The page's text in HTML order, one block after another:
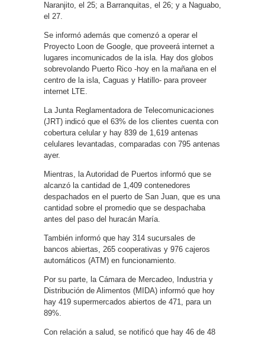
Naranjito, el 25; a Barranquitas, el 26; y a Naguabo,
el 27.
Se informó además que comenzó a operar el
Proyecto Loon de Google, que proveerá internet a
lugares incomunicados de la isla. Hay dos globos
sobrevolando Puerto Rico -hoy en la mañana en el
centro de la isla, Caguas y Hatillo- para proveer
internet LTE.
La Junta Reglamentadora de Telecomunicaciones
(JRT) indicó que el 63% de los clientes cuenta con
cobertura celular y hay 839 de 1,619 antenas
celulares levantadas, comparadas con 795 antenas
ayer.
Mientras, la Autoridad de Puertos informó que se
alcanzó la cantidad de 1,409 contenedores
despachados en el puerto de San Juan, que es una
cantidad sobre el promedio que se despachaba
antes del paso del huracán María.
También informó que hay 314 sucursales de
bancos abiertas, 265 cooperativas y 976 cajeros
automáticos (ATM) en funcionamiento.
Por su parte, la Cámara de Mercadeo, Industria y
Distribución de Alimentos (MIDA) informó que hoy
hay 419 supermercados abiertos de 471, para un
89%.
Con relación a salud, se notificó que hay 46 de 48